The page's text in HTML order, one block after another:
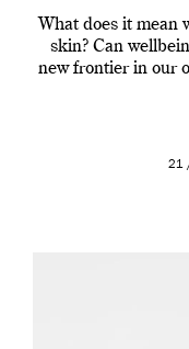
What does it mean
skin? Can
new frontier in our
21